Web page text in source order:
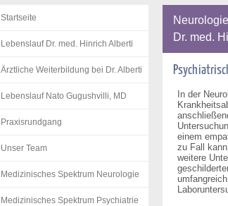
Startseite
Lebenslauf Dr. med. Hinrich Alberti
Ärztliche Weiterbildung bei Dr. Alberti
Lebenslauf Nato Gugushvilli, MD
Praxisrundgang
Unser Team
Medizinisches Spektrum Neurologie
Medizinisches Spektrum Psychiatrie
Dr. med.
In der
einem
zu Fall
weitere